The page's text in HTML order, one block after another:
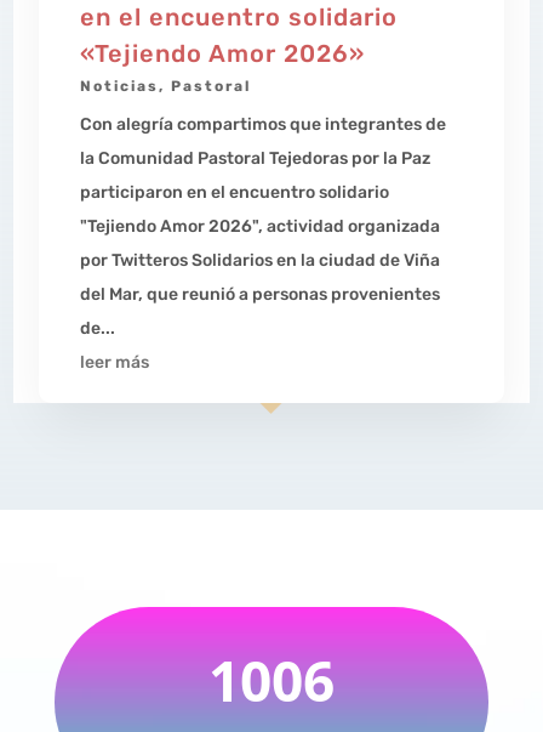
en el encuentro solidario
«Tejiendo Amor 2026»
Noticias,Pastoral
Con alegría compartimos que integrantes de
la Comunidad Pastoral Tejedoras por la Paz
participaron en el encuentro solidario
"Tejiendo Amor 2026", actividad organizada
por Twitteros Solidarios en la ciudad de Viña
del Mar, que reunió a personas provenientes
de...
leer más
1006